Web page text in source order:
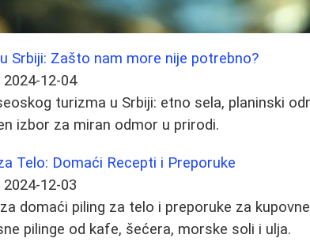
Srbiji: Zašto nam more nije potrebno?
2024-12-04
turizma u Srbiji: etno sela, planinski
izbor za miran odmor u prirodi.
Telo: Domaći Recepti i Preporuke
2024-12-03
domaći piling za telo i preporuke za
pilinge od kafe, šećera, morske soli i ulja.